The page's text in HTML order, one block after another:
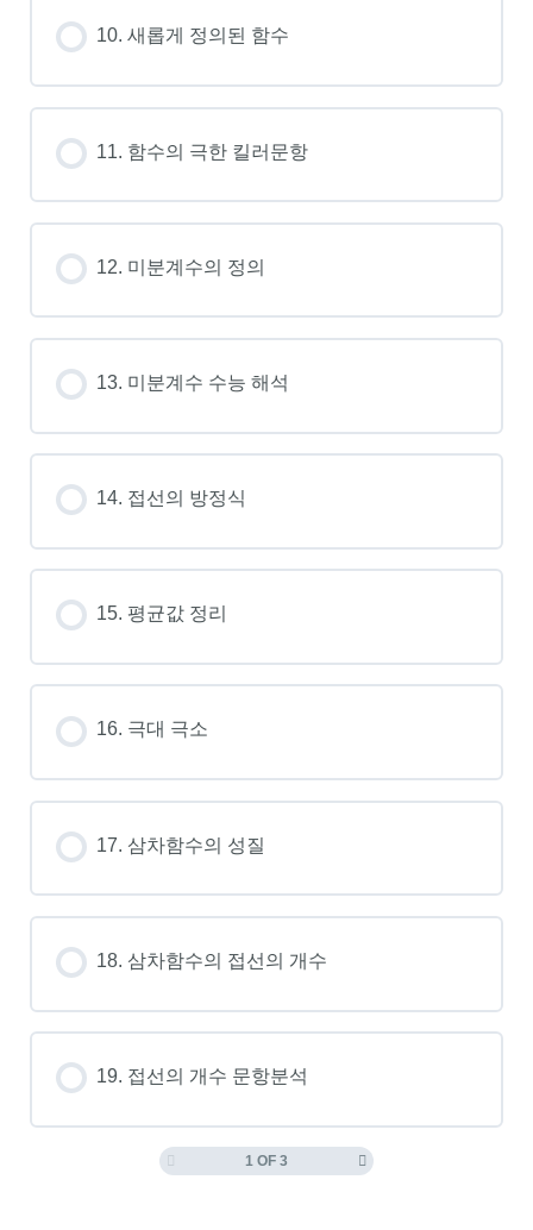
10. 새롭게 정의된 함수
11. 함수의 극한 킬러문항
12. 미분계수의 정의
13. 미분계수 수능 해석
14. 접선의 방정식
15. 평균값 정리
16. 극대 극소
17. 삼차함수의 성질
18. 삼차함수의 접선의 개수
19. 접선의 개수 문항분석
1 OF 3